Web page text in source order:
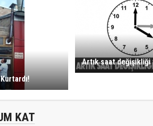
Artık saat değişikliği
KAT